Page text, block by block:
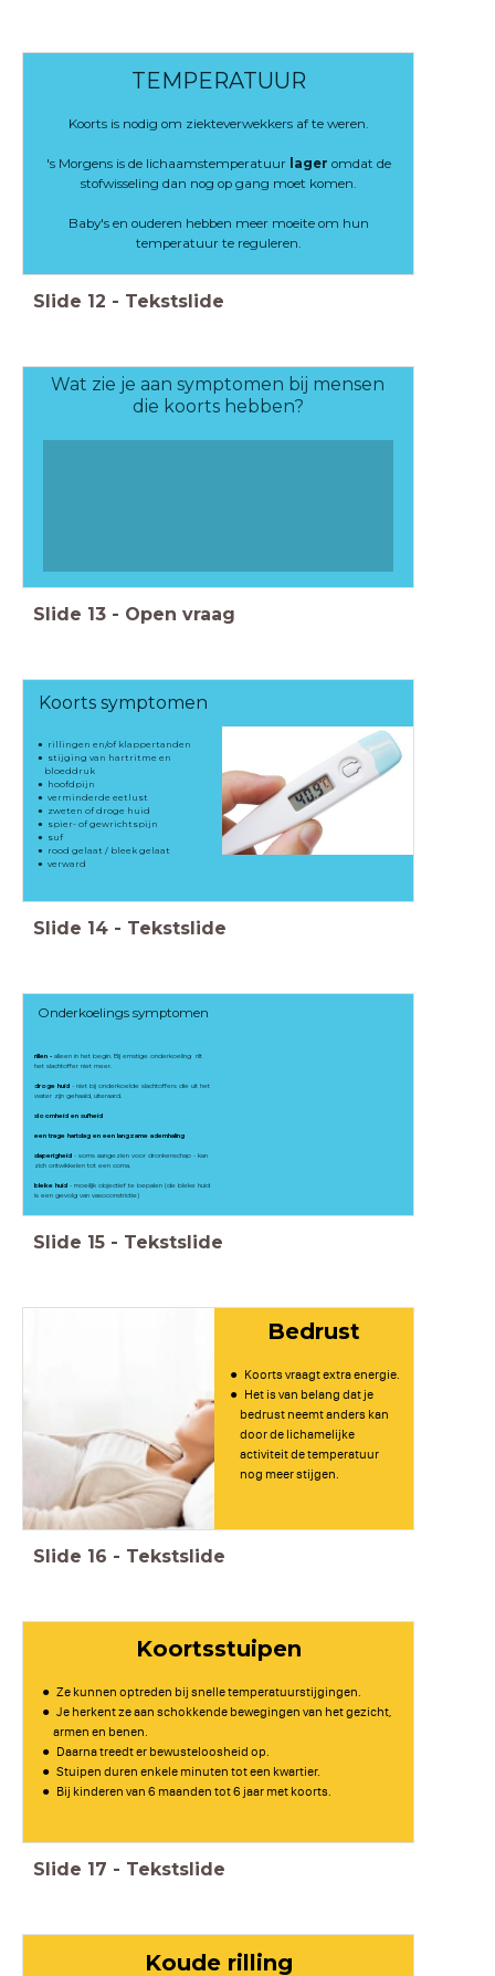
TEMPERATUUR
Koorts is nodig om ziekteverwekkers af te weren.
's Morgens is de lichaamstemperatuur lager omdat de
stofwisseling dan nog op gang moet komen.
Baby's en ouderen hebben meer moeite om hun
temperatuur te reguleren.
Slide 12 - Tekstslide
Wat zie je aan symptomen bij mensen
die koorts hebben?
Slide 13 - Open vraag
Koorts symptomen
rillingen en/of klappertanden
stijging van hartritme en
bloeddruk
hoofdpijn
verminderde eetlust
zweten of droge huid
spier- of gewrichtspijn
suf
rood gelaat / bleek gelaat
verward
Slide 14 - Tekstslide
Onderkoelings symptomen
rillen - alleen in het begin. Bij ernstige onderkoeling rilt
het slachtoffer niet meer.
droge huid - niet bij onderkoelde slachtoffers die uit het
water zijn gehaald, uiteraard.
sloomheid en sufheid
een trage hartslag en een langzame ademhaling
slaperigheid - soms aangezien voor dronkenschap - kan
zich ontwikkelen tot een coma.
bleke huid- moeilijk objectief te bepalen (de bleke huid
is een gevolg van vasoconstrictie)
Slide 15 - Tekstslide
Bedrust
Koorts vraagt extra energie.
Het is van belang dat je
bedrust neemt anders kan
door de lichamelijke
activiteit de temperatuur
nog meer stijgen.
Slide 16 - Tekstslide
Koortsstuipen
Ze kunnen optreden bij snelle temperatuurstijgingen.
Je herkent ze aan schokkende bewegingen van het gezicht,
armen en benen.
Daarna treedt er bewusteloosheid op.
Stuipen duren enkele minuten tot een kwartier.
Bij kinderen van 6 maanden tot 6 jaar met koorts.
Slide 17 - Tekstslide
Koude rilling